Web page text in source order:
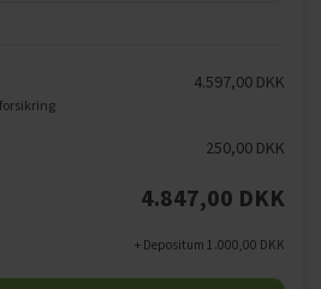
4.597,00 DKK
250,00 DKK
4.847,00 DKK
+ Depositum 1.000,00 DKK